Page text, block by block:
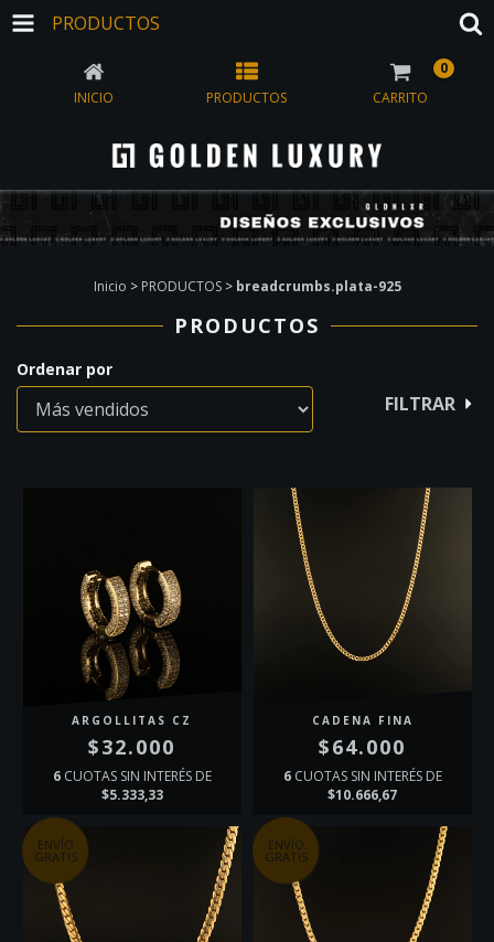
PRODUCTOS
INICIO PRODUCTOS CARRITO
0
Inicio > PRODUCTOS > breadcrumbs.plata-925
PRODUCTOS
Ordenar por
FILTRAR
ARGOLLITAS CZ
$32.000
6 CUOTAS SIN INTERÉS DE
$5.333,33
CADENA FINA
$64.000
6 CUOTAS SIN INTERÉS DE
$10.666,67
ENVÍO
GRATIS
ENVÍO
GRATIS